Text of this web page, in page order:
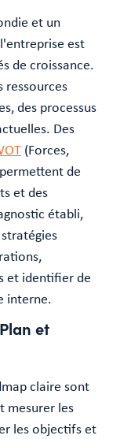
et un
est
de croissance.
ressources
des processus
Des
(Forces,
de
et des
établi,
et identifier de
interne.
et
claire sont
mesurer les
les objectifs et